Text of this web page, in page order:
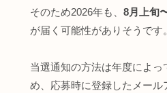
そのため2026年も、 8月上旬
が届く可能性がありそうです。
当選通知の方法は年度によっ
め、応募時に登録したメール